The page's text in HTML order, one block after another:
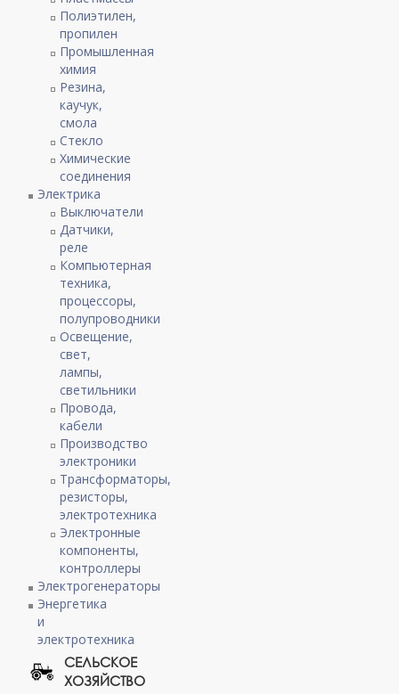
Полиэтилен,
пропилен
Промышленная
химия
Резина,
каучук,
смола
Стекло
Химические
соединения
Электрика
Выключатели
Датчики,
реле
Компьютерная
техника,
процессоры,
полупроводники
Освещение,
свет,
лампы,
светильники
Провода,
кабели
Производство
электроники
Трансформаторы,
резисторы,
электротехника
Электронные
компоненты,
контроллеры
Электрогенераторы
Энергетика
и
электротехника
СЕЛЬСКОЕ
ХОЗЯЙСТВО